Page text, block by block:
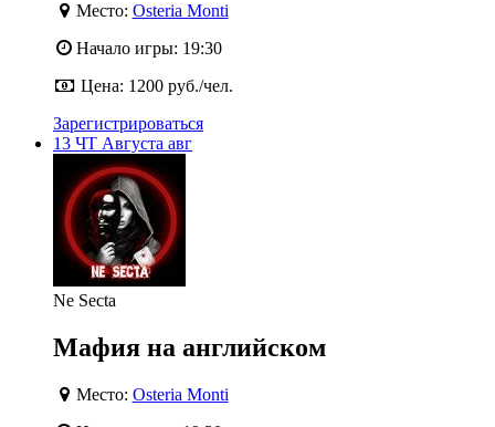
Место: Osteria Monti
Начало игры: 19:30
Цена: 1200 руб./чел.
Зарегистрироваться
13 ЧТ Августа авг
Ne Secta
Мафия на английском
Место: Osteria Monti